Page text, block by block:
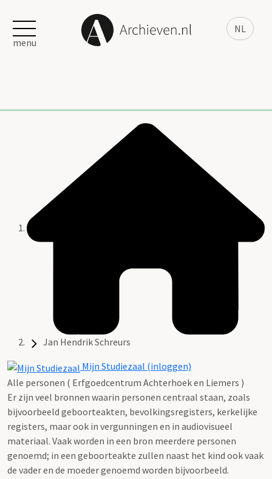
NL
menu
Jan Hendrik Schreurs
Mijn Studiezaal (inloggen)
Alle personen ( Erfgoedcentrum Achterhoek en Liemers )
Er zijn veel bronnen waarin personen centraal staan, zoals
bijvoorbeeld geboorteakten, bevolkingsregisters, kerkelijke
registers, maar ook in vergunningen en in audiovisueel
materiaal. Vaak worden in een bron meerdere personen
genoemd; in een geboorteakte zullen naast het kind ook vaak
de vader en de moeder genoemd worden bijvoorbeeld.